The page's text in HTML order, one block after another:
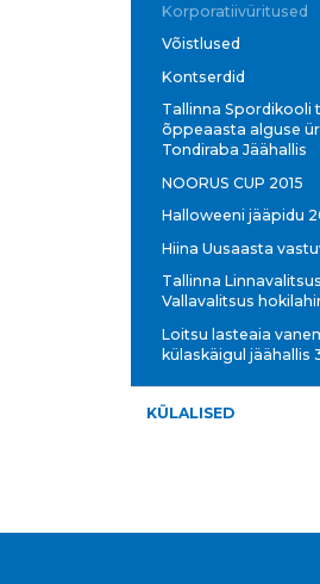
Korporatiivüritused
Võistlused
Kontserdid
Tallinna Spordikooli
õppeaasta alguse
Tondiraba Jäähallis
NOORUS CUP 2015
Halloweeni jääpidu
Hiina Uusaasta
Tallinna
Vallavalitsus
Loitsu lasteaia
külaskäigul jäähallis
KÜLALISED